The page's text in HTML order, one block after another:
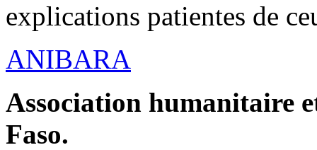
explications patientes de
ANIBARA
Association humanitaire
Faso.